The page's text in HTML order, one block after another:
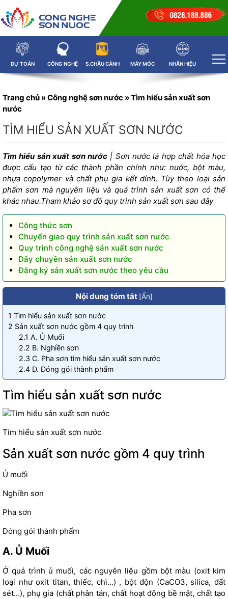
DỰ TOÁN CÔNG NGHỆ S.CHẬU CẢNH MÁY MÓC NHÃN HIỆU
Trang chủ »Công nghệ sơn nước »Tìm hiểu sản xuất sơn
nước
TÌM HIỂU SẢN XUẤT SƠN NƯỚC
Tìm hiểu sản xuất sơn nước| Sơn nước là hợp chất hóa học
được cấu tạo từ các thành phần chính như: nước, bột màu,
nhựa copolymer và chất phụ gia kết dính. Tùy theo loại sản
phẩm sơn mà nguyên liệu và quá trình sản xuất sơn có thể
khác nhau.Tham khảo sơ đồ quy trình sản xuất sơn sau đây
Công thức sơn
Chuyển giao quy trình sản xuất sơn nước
Quy trình công nghệ sản xuất sơn nước
Dây chuyền sản xuất sơn nước
Đăng ký sản xuất sơn nước theo yêu cầu
Nội dung tóm tắt [Ẩn]
1 Tìm hiểu sản xuất sơn nước
2 Sản xuất sơn nước gồm 4 quy trình
2.1 A. Ủ Muối
2.2 B. Nghiền sơn
2.3 C. Pha sơn tìm hiểu sản xuất sơn nước
2.4 D. Đóng gói thành phẩm
Tìm hiểu sản xuất sơn nước
Tìm hiểu sản xuất sơn nước
Sản xuất sơn nước gồm 4 quy trình
Ủ muối
Nghiền sơn
Pha sơn
Đóng gói thành phẩm
A. Ủ Muối
Ở quá trình ủ muối, các nguyên liệu gồm bột màu (oxit kim
loại như oxit titan, thiếc, chì…) , bột độn (CaCO3, silica, đất
sét…), phụ gia (chất phân tán, chất hoạt động bề mặt, chất tạo